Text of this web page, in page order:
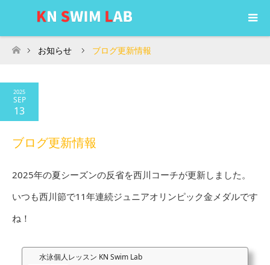
ホーム
お知らせ ブログ更新情報
2025
SEP
13
ブログ更新情報
2025年の夏シーズンの反省を西川コーチが更新しました。
いつも西川節で11年連続ジュニアオリンピック金メダルです
ね！
水泳個人レッスン KN Swim Lab